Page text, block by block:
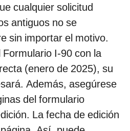
cualquier solicitud
antiguos no se
sin importar el motivo.
I-90 con la
(enero de 2025), su
Además, asegúrese
del formulario
La fecha de edición